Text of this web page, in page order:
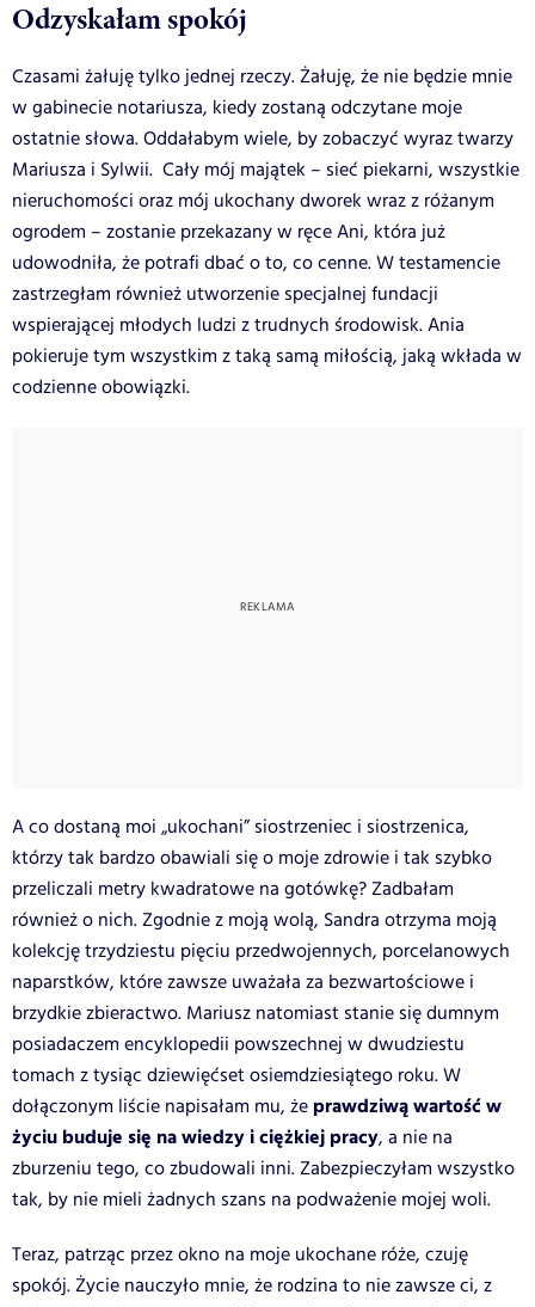
Odzyskałam spokój
Czasami żałuję tylko jednej rzeczy. Żałuję, że nie będzie mnie
w gabinecie notariusza, kiedy zostaną odczytane moje
ostatnie słowa. Oddałabym wiele, by zobaczyć wyraz twarzy
Mariusza i Sylwii. Cały mój majątek – sieć piekarni, wszystkie
nieruchomości oraz mój ukochany dworek wraz z różanym
ogrodem – zostanie przekazany w ręce Ani, która już
udowodniła, że potrafi dbać o to, co cenne. W testamencie
zastrzegłam również utworzenie specjalnej fundacji
wspierającej młodych ludzi z trudnych środowisk. Ania
pokieruje tym wszystkim z taką samą miłością, jaką wkłada w
codzienne obowiązki.
A co dostaną moi „ukochani” siostrzeniec i siostrzenica,
którzy tak bardzo obawiali się o moje zdrowie i tak szybko
przeliczali metry kwadratowe na gotówkę? Zadbałam
również o nich. Zgodnie z moją wolą, Sandra otrzyma moją
kolekcję trzydziestu pięciu przedwojennych, porcelanowych
naparstków, które zawsze uważała za bezwartościowe i
brzydkie zbieractwo. Mariusz natomiast stanie się dumnym
posiadaczem encyklopedii powszechnej w dwudziestu
tomach z tysiąc dziewięćset osiemdziesiątego roku. W
dołączonym liście napisałam mu, że prawdziwą wartość w
życiu buduje się na wiedzy i ciężkiej pracy, a nie na
zburzeniu tego, co zbudowali inni. Zabezpieczyłam wszystko
tak, by nie mieli żadnych szans na podważenie mojej woli.
Teraz, patrząc przez okno na moje ukochane róże, czuję
spokój. Życie nauczyło mnie, że rodzina to nie zawsze ci, z